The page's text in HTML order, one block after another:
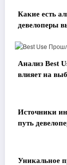
Какие есть
девелоперы
Анализ Best
влияет на
Источники
путь
Уникальное